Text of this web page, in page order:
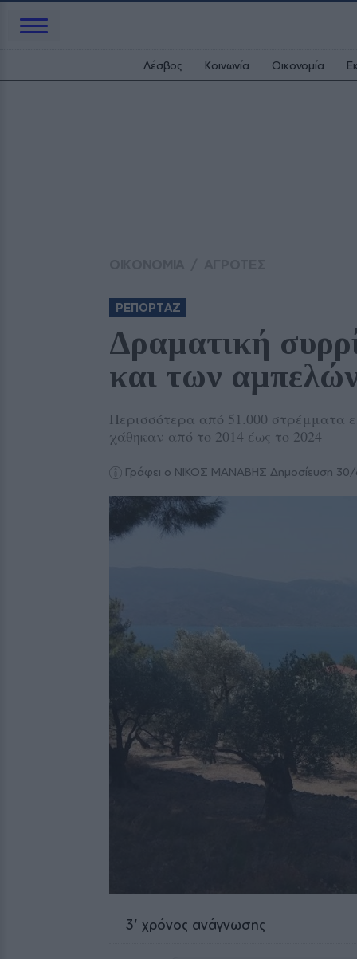
Λέσβος Κοινωνία Οικονομία
ΡΕΠΟΡΤΑΖ
Δραματική
και των
Περισσότερα από 51.000
χάθηκαν από το 2014 έως το 2024
Γράφει ο ΝΙΚΟΣ ΜΑΝΑΒΗΣ Δημοσίευση
3' χρόνος ανάγνωσης